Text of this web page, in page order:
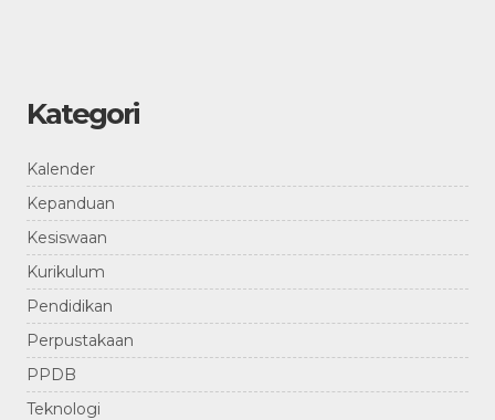
Kategori
Kalender
Kepanduan
Kesiswaan
Kurikulum
Pendidikan
Perpustakaan
PPDB
Teknologi